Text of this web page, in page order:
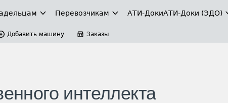
Перевозчикам АТИ-ДокиАТИ-Доки (ЭДО)
Добавить машину Заказы
интеллекта